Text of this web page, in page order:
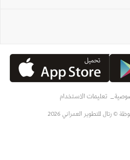
تعليمات الاستخدام
© رتال للتطوير العمراني 2026